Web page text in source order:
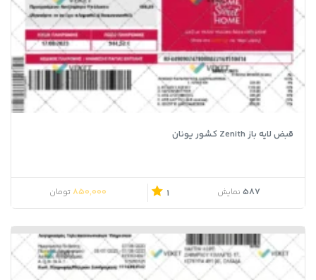
قبض لایه باز Zenith کشور یونان
587 نمایش 1
850,000 تومان